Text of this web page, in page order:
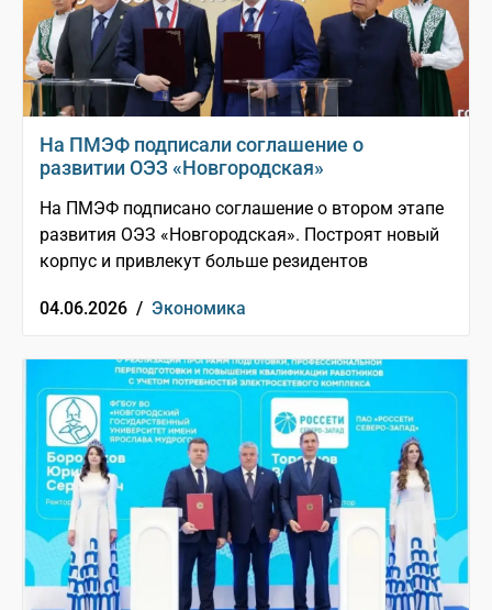
На ПМЭФ подписали соглашение о
развитии ОЭЗ «Новгородская»
На ПМЭФ подписано соглашение о втором этапе
развития ОЭЗ «Новгородская». Построят новый
корпус и привлекут больше резидентов
04.06.2026 / Экономика